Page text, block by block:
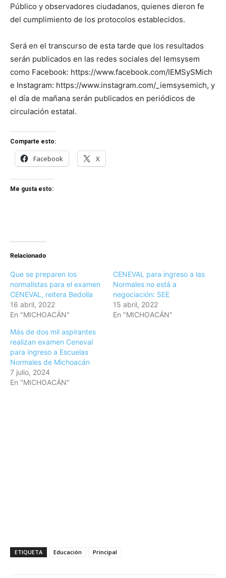
Público y observadores ciudadanos, quienes dieron fe
del cumplimiento de los protocolos establecidos.
Será en el transcurso de esta tarde que los resultados
serán publicados en las redes sociales del Iemsysem
como Facebook: https://www.facebook.com/IEMSySMich
e Instagram: https://www.instagram.com/_iemsysemich, y
el día de mañana serán publicados en periódicos de
circulación estatal.
Comparte esto:
Facebook X
Me gusta esto:
Relacionado
Que se preparen los
normalistas para el examen
CENEVAL, reitera Bedolla
16 abril, 2022
En "MICHOACÁN"
CENEVAL para ingreso a las
Normales no está a
negociación: SEE
15 abril, 2022
En "MICHOACÁN"
Más de dos mil aspirantes
realizan examen Ceneval
para ingreso a Escuelas
Normales de Michoacán
7 julio, 2024
En "MICHOACÁN"
ETIQUETA Educación Principal